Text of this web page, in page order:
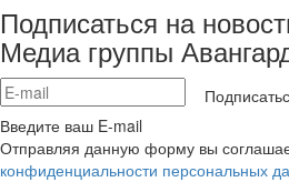
Подписаться на
Медиа группы
Введите ваш E-mail
Отправляя данную форму вы
конфиденциальности персональных